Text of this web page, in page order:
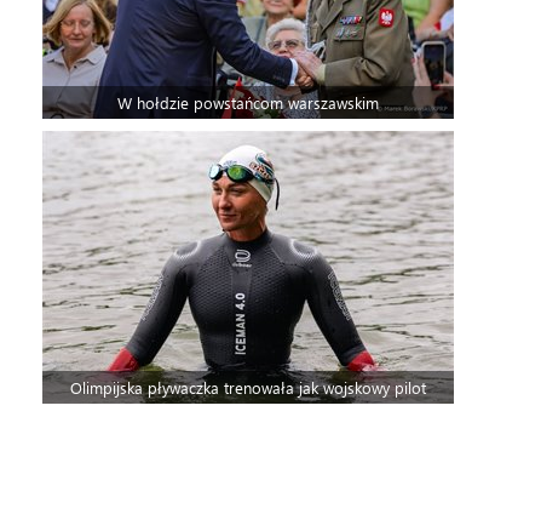
W hołdzie powstańcom warszawskim
Olimpijska pływaczka trenowała jak wojskowy pilot